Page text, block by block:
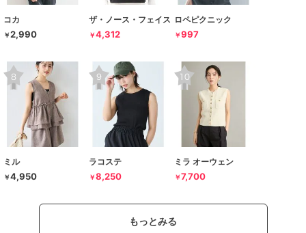
コカ
￥2,990
ザ・ノース・フェイス
￥4,312
ロペピクニック
￥997
ミル
￥4,950
ラコステ
￥8,250
ミラ オーウェン
￥7,700
もっとみる